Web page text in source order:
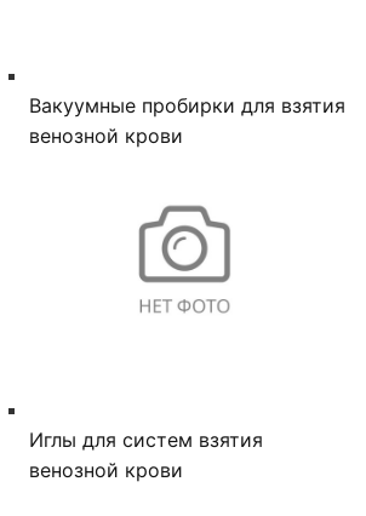
Вакуумные пробирки для взятия
венозной крови
Иглы для систем взятия
венозной крови